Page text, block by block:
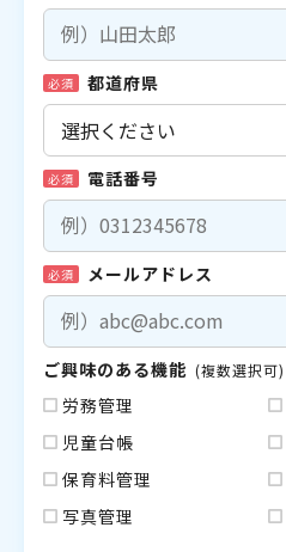
必須 都道府県
必須 電話番号
必須 メールアドレス
ご興味のある機能 (複数選択可)
労務管理
児童台帳
保育料管理
写真管理